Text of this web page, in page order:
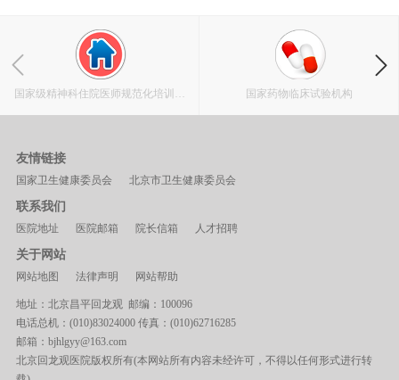
国家级精神科住院医师规范化培训基
国家药物临床试验机构
友情链接
国家卫生健康委员会 北京市卫生健康委员会
联系我们
医院地址 医院邮箱 院长信箱 人才招聘
关于网站
网站地图 法律声明 网站帮助
地址：北京昌平回龙观 邮编：100096
电话总机：(010)83024000 传真：(010)62716285
邮箱：bjhlgyy@163.com
北京回龙观医院版权所有(本网站所有内容未经许可，不得以任何形式进行转